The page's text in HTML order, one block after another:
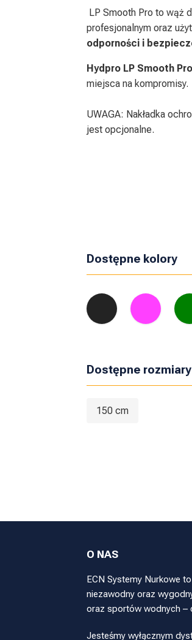
LP Smooth Pro to wąż
profesjonalnym oraz
odporności i
Hydpro LP Smooth Pro
miejsca na kompromisy.
UWAGA: Nakładka
jest opcjonalne.
Dostępne kolory
Dostępne rozmiary
150 cm
O NAS
ECN Systemy Nurkowe
niezawodny oraz
oraz sportów wodnych –
Jesteśmy wyłącznym